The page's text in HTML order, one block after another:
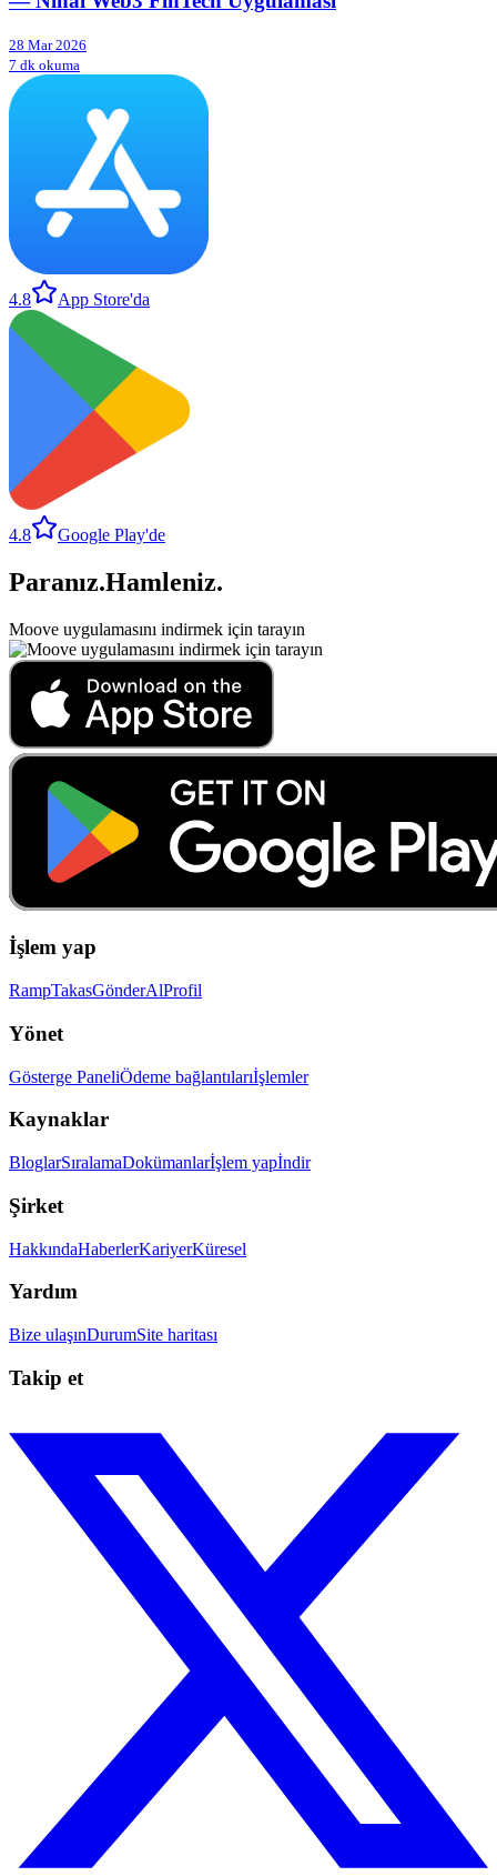
28 Mar 2026
7 dk okuma
4.8 App Store'da
4.8 Google Play'de
Paranız.Hamleniz.
Moove uygulamasını indirmek için tarayın
İşlem yap
RampTakasGönderAlProfil
Yönet
Gösterge PaneliÖdeme bağlantılarıİşlemler
Kaynaklar
BloglarSıralamaDokümanlarİşlem yapİndir
Şirket
HakkındaHaberlerKariyerKüresel
Yardım
Bize ulaşınDurumSite haritası
Takip et